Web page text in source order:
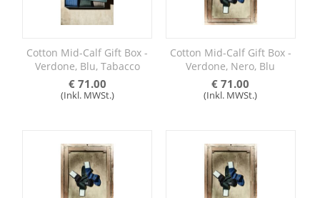
Cotton Mid-Calf Gift Box -
Verdone, Blu, Tabacco
€ 71.00
(Inkl. MWSt.)
Cotton Mid-Calf Gift Box -
Verdone, Nero, Blu
€ 71.00
(Inkl. MWSt.)